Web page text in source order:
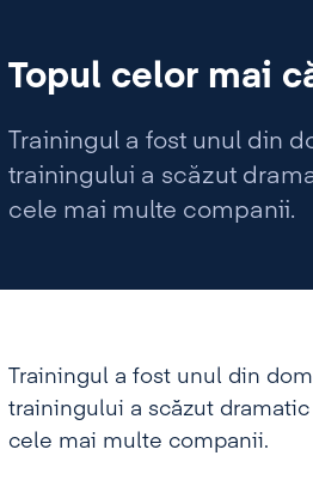
Topul celor mai
Trainingul a fost unul din
trainingului a scăzut
cele mai multe companii.
Trainingul a fost unul din
trainingului a scăzut
cele mai multe companii.